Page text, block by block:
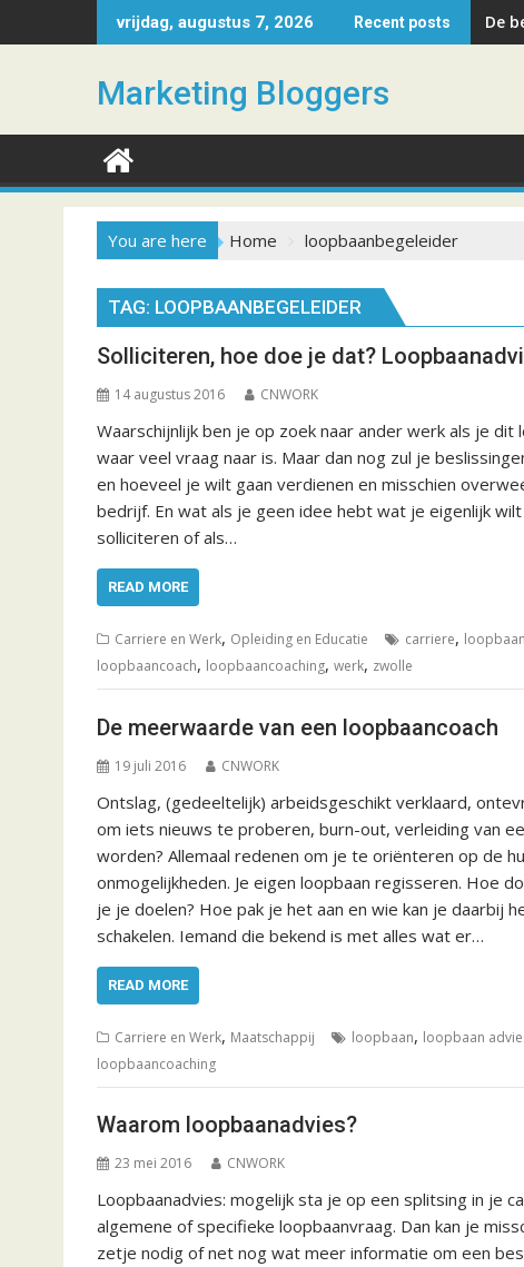
k
vrijdag, augustus 7, 2026 Recent posts De
Marketing Bloggers
You are here Home loopbaanbegeleider
TAG: LOOPBAANBEGELEIDER
Solliciteren, hoe doe je dat?
14 augustus 2016 CNWORK
Waarschijnlijk ben je op zoek naar ander werk als je
waar veel vraag naar is. Maar dan nog zul je
en hoeveel je wilt gaan verdienen en misschien
bedrijf. En wat als je geen idee hebt wat je eigenlijk
solliciteren of als…
READ MORE
Carriere en Werk, Opleiding en Educatie carriere, loopbaan
loopbaancoach, loopbaancoaching, werk, zwolle
De meerwaarde van een loopbaancoach
19 juli 2016 CNWORK
Ontslag, (gedeeltelijk) arbeidsgeschikt verklaard,
om iets nieuws te proberen, burn-out, verleiding van
worden? Allemaal redenen om je te oriënteren op de
onmogelijkheden. Je eigen loopbaan regisseren. Hoe
je je doelen? Hoe pak je het aan en wie kan je daarbij
schakelen. Iemand die bekend is met alles wat er…
READ MORE
Carriere en Werk, Maatschappij loopbaan, loopbaan
loopbaancoaching
Waarom loopbaanadvies?
23 mei 2016 CNWORK
Loopbaanadvies: mogelijk sta je op een splitsing in je
algemene of specifieke loopbaanvraag. Dan kan je
zetje nodig of net nog wat meer informatie om een